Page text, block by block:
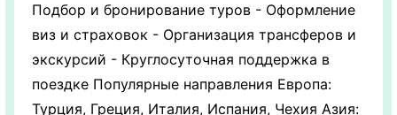
Подбор и бронирование туров - Оформление
виз и страховок - Организация трансферов и
экскурсий - Круглосуточная поддержка в
поездке Популярные направления Европа:
Турция, Греция, Италия, Испания, Чехия Азия: